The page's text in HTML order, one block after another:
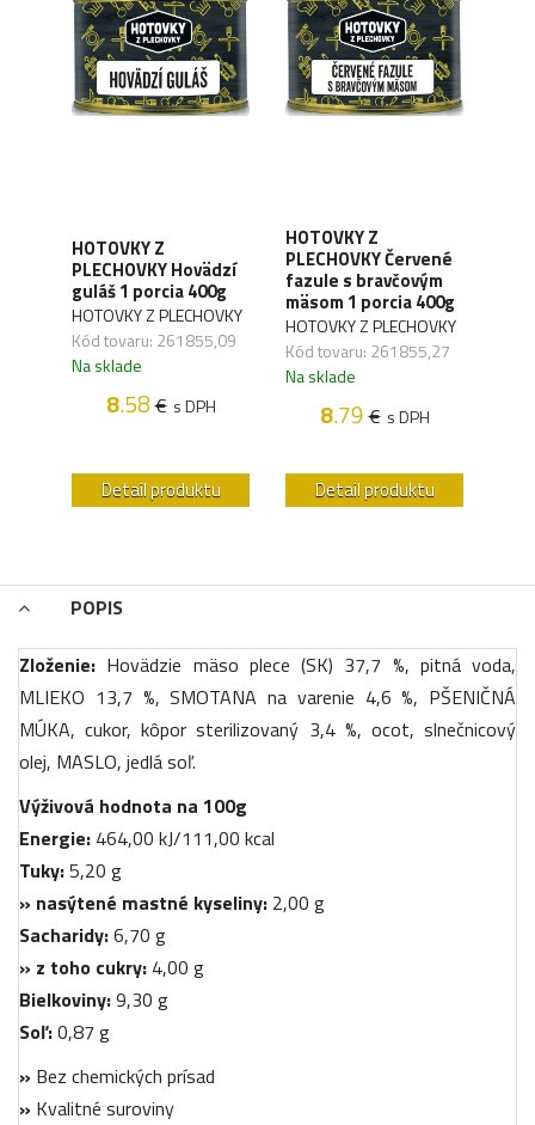
HOTOVKY Z
PLECHOVKY Hovädzí
guláš 1 porcia 400g
HOTOVKY Z PLECHOVKY
Kód tovaru: 261855,09
Na sklade
8.58€ s DPH
Detail produktu
HOTOVKY Z
PLECHOVKY Červené
fazule s bravčovým
mäsom 1 porcia 400g
HOTOVKY Z PLECHOVKY
Kód tovaru: 261855,27
Na sklade
8.79€ s DPH
Detail produktu
POPIS
Zloženie: Hovädzie mäso plece (SK) 37,7 %, pitná voda,
MLIEKO 13,7 %, SMOTANA na varenie 4,6 %, PŠENIČNÁ
MÚKA, cukor, kôpor sterilizovaný 3,4 %, ocot, slnečnicový
olej, MASLO, jedlá soľ.
Výživová hodnota na 100g
Energie: 464,00 kJ/111,00 kcal
Tuky:5,20 g
» nasýtené mastné kyseliny: 2,00 g
Sacharidy:6,70 g
» z toho cukry: 4,00 g
Bielkoviny:9,30 g
Soľ:0,87 g
» Bez chemických prísad
» Kvalitné suroviny